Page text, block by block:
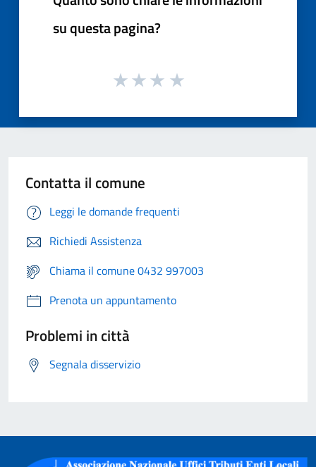
su questa pagina?
Contatta il comune
Leggi le domande frequenti
Richiedi Assistenza
Chiama il comune 0432 997003
Prenota un appuntamento
Problemi in città
Segnala disservizio